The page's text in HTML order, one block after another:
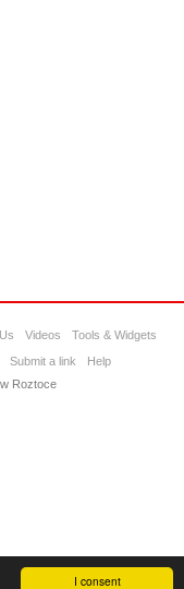
I consent
Videos
Tools & Widgets
Submit a link
Help
Roztoce